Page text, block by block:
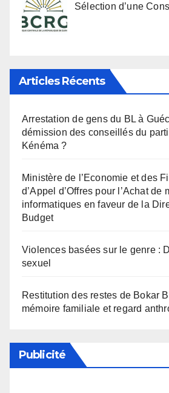
Sélection d’une
Articles Récents
Arrestation de gens du BL à
démission des conseillés du
Kénéma ?
Ministère de l’Economie et des
d’Appel d’Offres pour l’Achat de
informatiques en faveur de la
Budget
Violences basées sur le genre :
sexuel
Restitution des restes de Bokar
mémoire familiale et regard
Publicité